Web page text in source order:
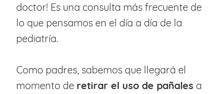
doctor! Es una consulta más frecuente de
lo que pensamos en el día a día de la
pediatría.
Como padres, sabemos que llegará el
momento de retirar el uso de pañales a